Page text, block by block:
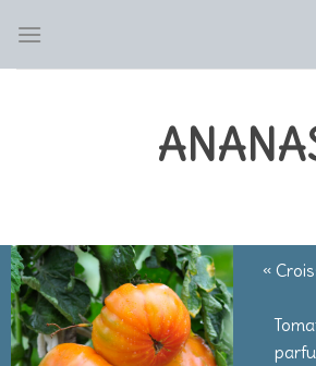
content
«